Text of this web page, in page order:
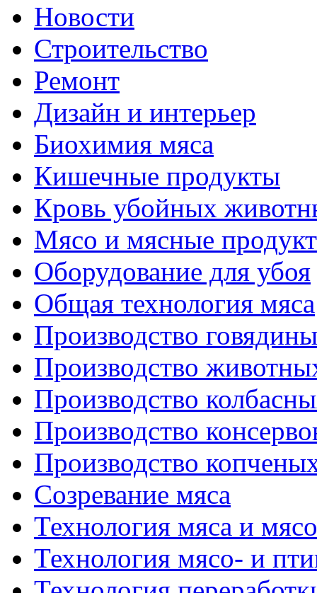
Новости
Строительство
Ремонт
Дизайн и интерьер
Биохимия мяса
Кишечные продукты
Кровь убойных
Мясо и мясные
Оборудование для убоя
Общая технология мяса
Производство говядины
Производство
Производство
Производство
Производство
Созревание мяса
Технология мяса и
Технология мясо- и